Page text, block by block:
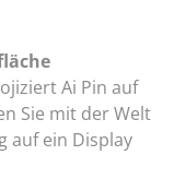
Ai Pin auf
Sie mit der Welt
auf ein Display